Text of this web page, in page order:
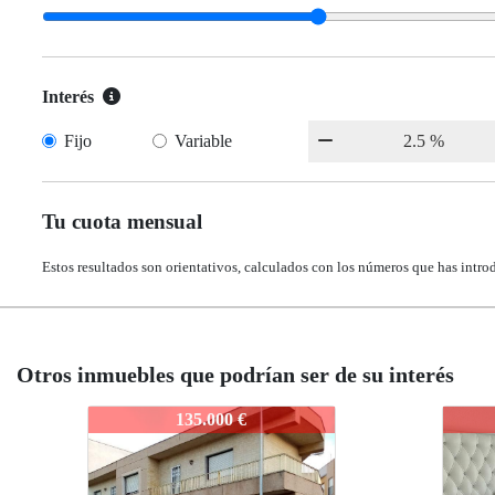
Interés
Fijo Variable
Tu cuota mensual
Estos resultados son orientativos, calculados con los números que has
Otros inmuebles que podrían ser de su interés
159.000 €
183-106 159.000 €